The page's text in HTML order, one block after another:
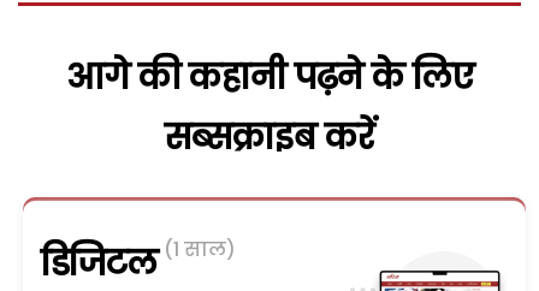
आगे की कहानी पढ़ने के लिए
सब्सक्राइब करें
डिजिटल (1 साल)